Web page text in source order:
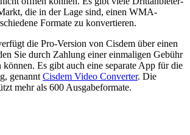
die in der Lage sind, einen WMA-
Formate zu konvertieren.
die Pro-Version von Cisdem über einen
Sie durch Zahlung einer einmaligen Gebühr
Es gibt auch eine separate App für die
genannt Cisdem Video Converter. Die
mehr als 600 Ausgabeformate.